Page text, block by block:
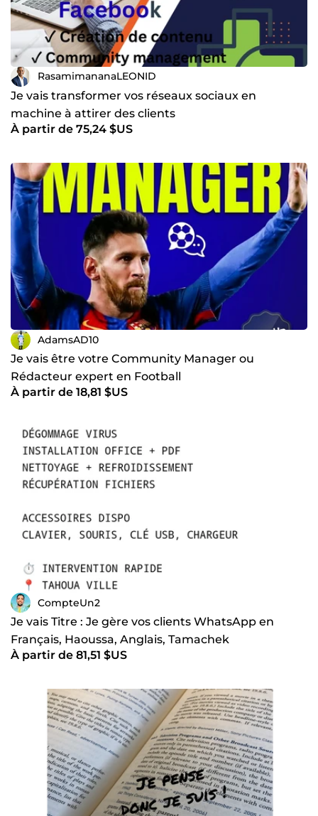
RasamimananaLEONID
Je vais transformer vos réseaux sociaux en
machine à attirer des clients
À partir de 75,24 $US
AdamsAD10
Je vais être votre Community Manager ou
Rédacteur expert en Football
À partir de 18,81 $US
CompteUn2
Je vais Titre : Je gère vos clients WhatsApp en
Français, Haoussa, Anglais, Tamachek
À partir de 81,51 $US